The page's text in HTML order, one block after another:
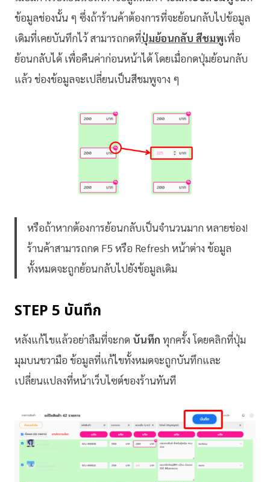
ข้อมูลช่องนั้น ๆ ซึ่งถ้าร้านค้าต้องการที่จะย้อนกลับไปข้อมูล
เดิมที่เคยบันทึกไว้ สามารถกดที่ปุ่มย้อนกลับ สีชมพูเพื่อ
ย้อนกลับได้ เพื่อคืนค่าก่อนหน้าได้ โดยเมื่อกดปุ่มย้อนกลับ
แล้ว ช่องข้อมูลจะเปลี่ยนเป็นสีชมพูจาง ๆ
หรือถ้าหากต้องการย้อนกลับเป็นจำนวนมาก หลายช่อง!
ร้านค้าสามารถกด F5 หรือ Refresh หน้าต่าง ข้อมูล
ทั้งหมดจะถูกย้อนกลับไปยังข้อมูลเดิม
STEP 5 บันทึก
หลังแก้ไขแล้วอย่าลืมที่จะกด บันทึก ทุกครั้ง โดยคลิกที่ปุ่ม
มุมบนขวามือ ข้อมูลที่แก้ไขทั้งหมดจะถูกบันทึกและ
เปลี่ยนแปลงที่หน้าเว็บไซต์ของร้านทันที